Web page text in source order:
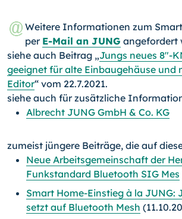
Weitere Informationen zum
per E-Mail an JUNG angefordert
siehe auch Beitrag „Jungs neues 8"-
geeignet für alte Einbaugehäuse und
Editor“ vom 22.7.2021.
siehe auch für zusätzliche
Albrecht JUNG GmbH & Co. KG
zumeist jüngere Beiträge, die auf
Neue Arbeitsgemeinschaft der
Funkstandard Bluetooth SIG Mes
Smart Home-Einstieg à la JUNG:
setzt auf Bluetooth Mesh